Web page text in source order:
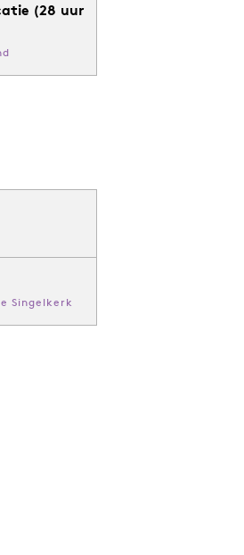
(28 uur
Singelkerk